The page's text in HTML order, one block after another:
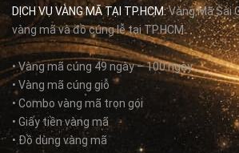
DỊCH VỤ VÀNG MÃ TẠI TP.HCM: Vàng Mã Sài
vàng mã và đồ cúng lễ tại TP.HCM.
• Vàng mã cúng 49 ngày – 100 ngày
• Vàng mã cúng giỗ
• Combo vàng mã trọn gói
• Giấy tiền vàng mã
• Đồ dùng vàng mã